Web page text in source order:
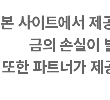
본 사이트에서 제
금의 손실이
또한 파트너가